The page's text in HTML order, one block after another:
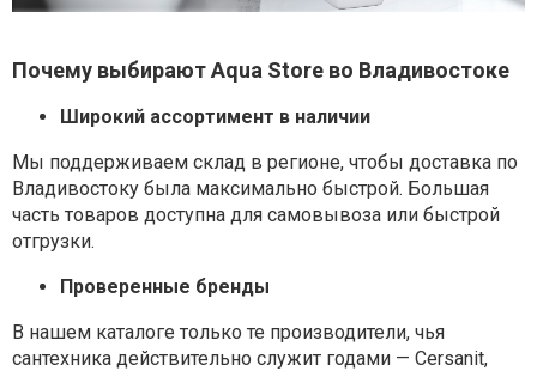
Почему выбирают Aqua Store во Владивостоке
Широкий ассортимент в наличии
Мы поддерживаем склад в регионе, чтобы доставка по
Владивостоку была максимально быстрой. Большая
часть товаров доступна для самовывоза или быстрой
отгрузки.
Проверенные бренды
В нашем каталоге только те производители, чья
сантехника действительно служит годами — Cersanit,